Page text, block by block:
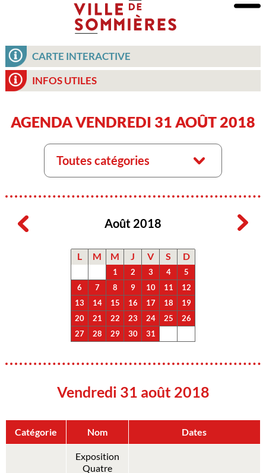
CARTE INTERACTIVE
INFOS UTILES
AGENDA VENDREDI 31 AOÛT 2018
Toutes catégories
Août 2018
L M M J V S D
1 2 3 4
5
6
7 8 9 10 11
12
13
14 15 16 17 18
19
20
21 22 23 24 25
26
27
28 29 30 31
Vendredi 31 août 2018
Catégorie Nom Dates
Exposition
Quatre